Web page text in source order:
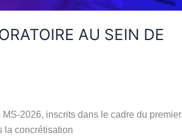
AU SEIN DE
2026, inscrits dans le cadre du premier
la concrétisation